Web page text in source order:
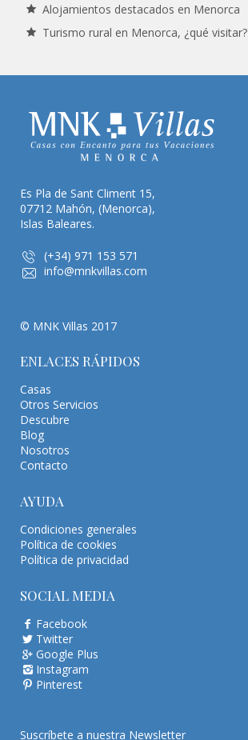
Alojamientos destacados en Menorca
Turismo rural en Menorca, ¿qué visitar?
Es Pla de Sant Climent 15,
07712 Mahón, (Menorca),
Islas Baleares.
(+34) 971 153 571
info@mnkvillas.com
© MNK Villas 2017
ENLACES RÁPIDOS
Casas
Otros Servicios
Descubre
Blog
Nosotros
Contacto
AYUDA
Condiciones generales
Política de cookies
Política de privacidad
SOCIAL MEDIA
Facebook
Twitter
Google Plus
Instagram
Pinterest
Suscríbete a nuestra Newsletter